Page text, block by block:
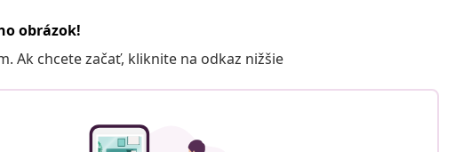
obrázok!
Ak chcete začať, kliknite na odkaz nižšie